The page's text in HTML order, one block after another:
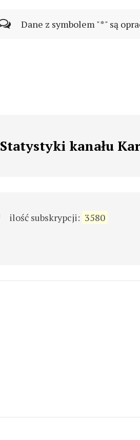
Dane z symbolem "*" są
Statystyki kanału
ilość subskrypcji: 3580